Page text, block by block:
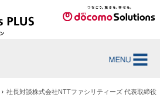
社長対談株式会社NTTファシリティーズ 代表取締役